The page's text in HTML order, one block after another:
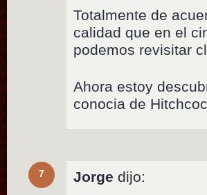
Totalmente de
calidad que en el
podemos revisitar
Ahora estoy
conocia de
7 Jorge dijo: